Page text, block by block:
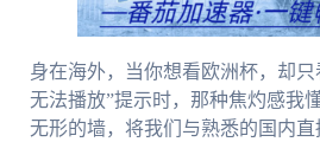
身在海外，当你想看欧洲杯，却
无法播放”提示时，那种焦灼感我
无形的墙，将我们与熟悉的国内